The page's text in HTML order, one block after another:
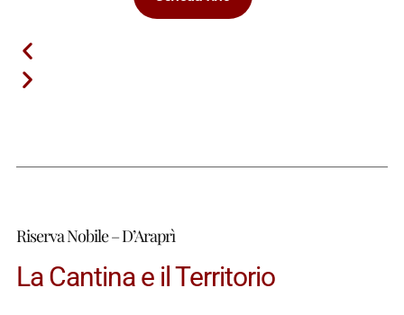
Riserva Nobile – D’Araprì
La Cantina e il Territorio